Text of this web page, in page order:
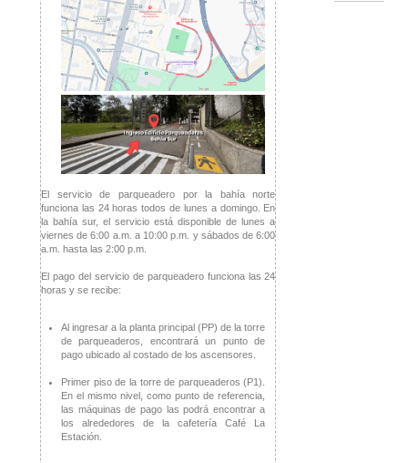
El servicio de parqueadero por la bahía norte
funciona las 24 horas todos de lunes a domingo. En
la bahía sur, el servicio está disponible de lunes a
viernes de 6:00 a.m. a 10:00 p.m. y sábados de 6:00
a.m. hasta las 2:00 p.m.
El pago del servicio de parqueadero funciona las 24
horas y se recibe:
Al ingresar a la planta principal (PP) de la torre
de parqueaderos, encontrará un punto de
pago ubicado al costado de los ascensores.
Primer piso de la torre de parqueaderos (P1).
En el mismo nivel, como punto de referencia,
las máquinas de pago las podrá encontrar a
los alrededores de la cafetería Café La
Estación.